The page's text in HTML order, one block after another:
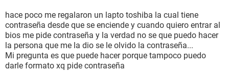
hace poco me regalaron un lapto toshiba la cual tiene
contraseña desde que se enciende y cuando quiero entrar al
bios me pide contraseña y la verdad no se que puedo hacer
la persona que me la dio se le olvido la contraseña...
Mi pregunta es que puede hacer porque tampoco puedo
darle formato xq pide contraseña